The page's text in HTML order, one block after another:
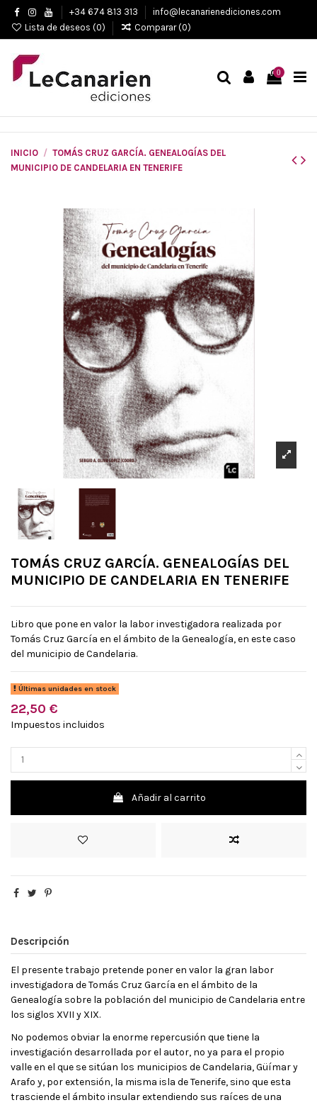
+34 674 813 313
info@lecanarienediciones.com
Lista de deseos (0) Comparar (0)
0
INICIO
TOMÁS CRUZ GARCÍA. GENEALOGÍAS DEL
MUNICIPIO DE CANDELARIA EN TENERIFE
TOMÁS CRUZ GARCÍA. GENEALOGÍAS DEL
MUNICIPIO DE CANDELARIA EN TENERIFE
Libro que pone en valor la labor investigadora realizada por
Tomás Cruz García en el ámbito de la Genealogía, en este caso
del municipio de Candelaria.
Últimas unidades en stock
22,50 €
Impuestos incluidos
Añadir al carrito
Descripción
El presente trabajo pretende poner en valor la gran labor
investigadora de Tomás Cruz García en el ámbito de la
Genealogía sobre la población del municipio de Candelaria entre
los siglos XVII y XIX.
No podemos obviar la enorme repercusión que tiene la
investigación desarrollada por el autor, no ya para el propio
valle en el que se sitúan los municipios de Candelaria, Güímar y
Arafo y, por extensión, la misma isla de Tenerife, sino que esta
trasciende el ámbito insular extendiendo sus raíces de una